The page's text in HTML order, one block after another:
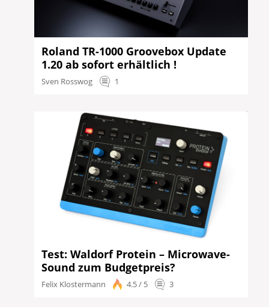
Roland TR-1000 Groovebox Update
1.20 ab sofort erhältlich !
Sven Rosswog 1
Test: Waldorf Protein – Microwave-
Sound zum Budgetpreis?
Felix Klostermann 4.5 / 5 3